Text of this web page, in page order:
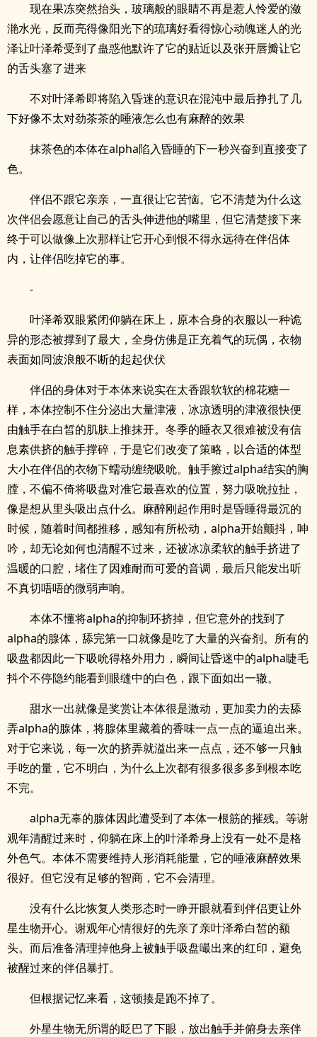
现在果冻突然抬头，玻璃般的眼睛不再是惹人怜爱的潋
滟水光，反而亮得像阳光下的琉璃好看得惊心动魄迷人的光
泽让叶泽希受到了蛊惑他默许了它的贴近以及张开唇瓣让它
的舌头塞了进来
不对叶泽希即将陷入昏迷的意识在混沌中最后挣扎了几
下好像不太对劲茶茶的唾液怎么也有麻醉的效果
抹茶色的本体在alpha陷入昏睡的下一秒兴奋到直接变了
色。
伴侣不跟它亲亲，一直很让它苦恼。它不清楚为什么这
次伴侣会愿意让自己的舌头伸进他的嘴里，但它清楚接下来
终于可以做像上次那样让它开心到恨不得永远待在伴侣体
内，让伴侣吃掉它的事。
-
叶泽希双眼紧闭仰躺在床上，原本合身的衣服以一种诡
异的形态被撑到了最大，全身仿佛是正充着气的玩偶，衣物
表面如同波浪般不断的起起伏伏
伴侣的身体对于本体来说实在太香跟软软的棉花糖一
样，本体控制不住分泌出大量津液，冰凉透明的津液很快便
由触手在白皙的肌肤上推抹开。冬季的睡衣又很难被没有信
息素供挤的触手撑碎，于是它们改变了策略，以合适的体型
大小在伴侣的衣物下蠕动缠绕吸吮。触手擦过alpha结实的胸
膛，不偏不倚将吸盘对准它最喜欢的位置，努力吸吮拉扯，
像是想从里头吸出点什么。麻醉刚起作用时是昏睡得最沉的
时候，随着时间都推移，感知有所松动，alpha开始颤抖，呻
吟，却无论如何也清醒不过来，还被冰凉柔软的触手挤进了
温暖的口腔，堵住了因难耐而可爱的音调，最后只能发出听
不真切唔唔的微弱声响。
本体不懂将alpha的抑制环挤掉，但它意外的找到了
alpha的腺体，舔完第一口就像是吃了大量的兴奋剂。所有的
吸盘都因此一下吸吮得格外用力，瞬间让昏迷中的alpha睫毛
抖个不停隐约能看到眼缝中的白色，跟下面如出一辙。
甜水一出就像是奖赏让本体很是激动，更加卖力的去舔
弄alpha的腺体，将腺体里藏着的香味一点一点的逼迫出来。
对于它来说，每一次的挤弄就溢出来一点点，还不够一只触
手吃的量，它不明白，为什么上次都有很多很多多到根本吃
不完。
alpha无辜的腺体因此遭受到了本体一根筋的摧残。等谢
观年清醒过来时，仰躺在床上的叶泽希身上没有一处不是格
外色气。本体不需要维持人形消耗能量，它的唾液麻醉效果
很好。但它没有足够的智商，它不会清理。
没有什么比恢复人类形态时一睁开眼就看到伴侣更让外
星生物开心。谢观年心情很好的先亲了亲叶泽希白皙的额
头。而后准备清理掉他身上被触手吸盘嘬出来的红印，避免
被醒过来的伴侣暴打。
但根据记忆来看，这顿揍是跑不掉了。
外星生物无所谓的眨巴了下眼，放出触手并俯身去亲伴